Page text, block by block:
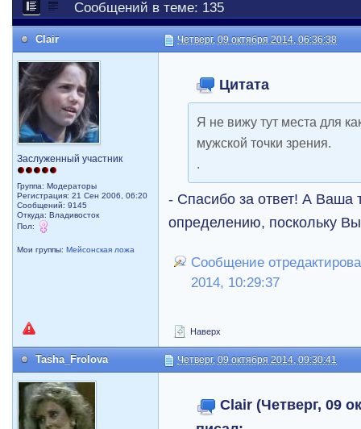
Сообщений в теме: 135
Clair Четверг, 09 октября 2014, 06:36:38
Заслуженный участник
Группа: Модераторы
Регистрация: 21 Сен 2006, 06:20
Сообщений: 9145
Откуда: Владивосток
Пол:
Мои группы:Мейсонская ложа
Цитата
Я не вижу тут места для
мужской точки зрения.
.
- Спасибо за ответ! А Ваша
определению, поскольку
Сообщение
2014, 10:29:37
Наверх
Tasha_Frolova Четверг, 09 октября 2014, 09:30:41
Clair (Четверг, 09